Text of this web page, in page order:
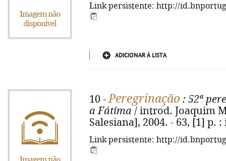
Link persistente: http://
ADICIONAR À LISTA
10 -Peregrinação : 52ª
a Fátima / introd. Joaquim
Salesiana], 2004. - 63, [1] p. :
Link persistente: http://